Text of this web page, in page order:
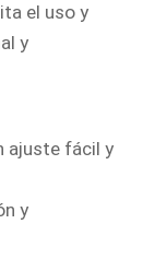
el uso y
y
ajuste fácil y
y